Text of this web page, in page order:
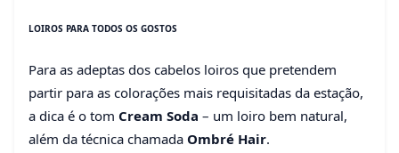
LOIROS PARA TODOS OS GOSTOS
Para as adeptas dos cabelos loiros que pretendem
partir para as colorações mais requisitadas da estação,
a dica é o tom Cream Soda – um loiro bem natural,
além da técnica chamada Ombré Hair.